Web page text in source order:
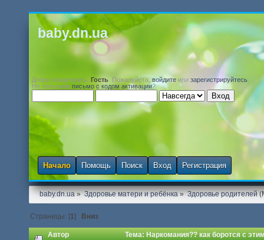
baby.dn.ua
Добро пожаловать, Гость . Пожалуйста,войдите или зарегистрируйтесь
Не получили письмо с кодом активации?
Начало Помощь Поиск Вход Регистрация
baby.dn.ua» Здоровье матери и ребёнка» Здоровье родителей
Страницы: [1] Вниз
Автор Тема: Наркомания?? как боротся с